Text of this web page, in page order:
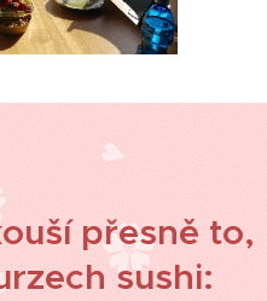
přesně to,
sushi: